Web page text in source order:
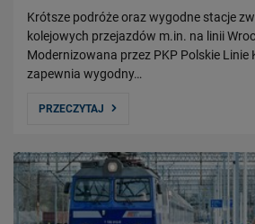
Krótsze podróże oraz wygodne stacje
kolejowych przejazdów m.in. na linii
Modernizowana przez PKP Polskie Linie
zapewnia wygodny…
PRZECZYTAJ